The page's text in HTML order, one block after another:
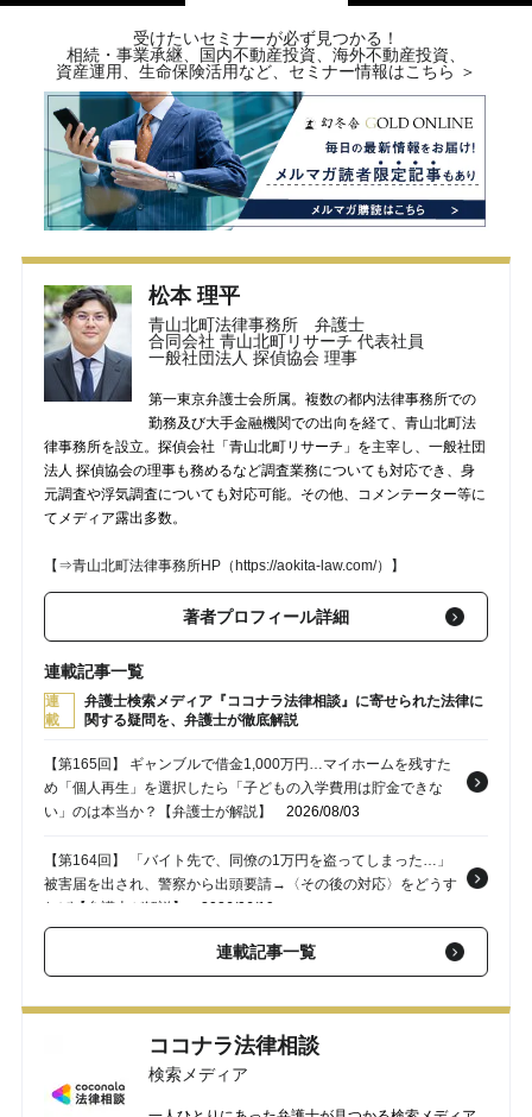
受けたいセミナーが必ず見つかる！
相続・事業承継、国内不動産投資、海外不動産投資、
資産運用、生命保険活用など、セミナー情報はこちら ＞
松本 理平
青山北町法律事務所 弁護士
合同会社 青山北町リサーチ 代表社員
一般社団法人 探偵協会 理事
第一東京弁護士会所属。複数の都内法律事務所での
勤務及び大手金融機関での出向を経て、青山北町法
律事務所を設立。探偵会社「青山北町リサーチ」を主宰し、一般社団
法人 探偵協会の理事も務めるなど調査業務についても対応でき、身
元調査や浮気調査についても対応可能。その他、コメンテーター等に
てメディア露出多数。
【⇒青山北町法律事務所HP（https://aokita-law.com/）】
著者プロフィール詳細
連載記事一覧
連
載
弁護士検索メディア『ココナラ法律相談』に寄せられた法律に
関する疑問を、弁護士が徹底解説
【第165回】 ギャンブルで借金1,000万円…マイホームを残すた
め「個人再生」を選択したら「子どもの入学費用は貯金できな
い」のは本当か？【弁護士が解説】
2026/08/03
【第164回】 「バイト先で、同僚の1万円を盗ってしまった…」
被害届を出され、警察から出頭要請→〈その後の対応〉をどうす
れば【弁護士が解説】
2026/06/19
【第163回】 会社が手を焼く問題従業員…前職への問い合わせで
発覚した〈解雇歴〉〈残業代請求訴訟〉を理由に「経歴詐称」で
解雇できるか？【弁護士が解説】2026/05/22
【第162回】 「オレは無罪だ！ でも…怖がらせた点はお詫びした
い」刑事事件、否認する加害者からの示談交渉は「容疑を認め
る」ことになるか？【弁護士が解説】
連載記事一覧
ココナラ法律相談
検索メディア